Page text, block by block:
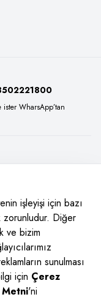
ister WharsApp’tan
işleyişi için bazı
zorunludur. Diğer
ve bizim
sunulması
için Çerez
Metni'ni